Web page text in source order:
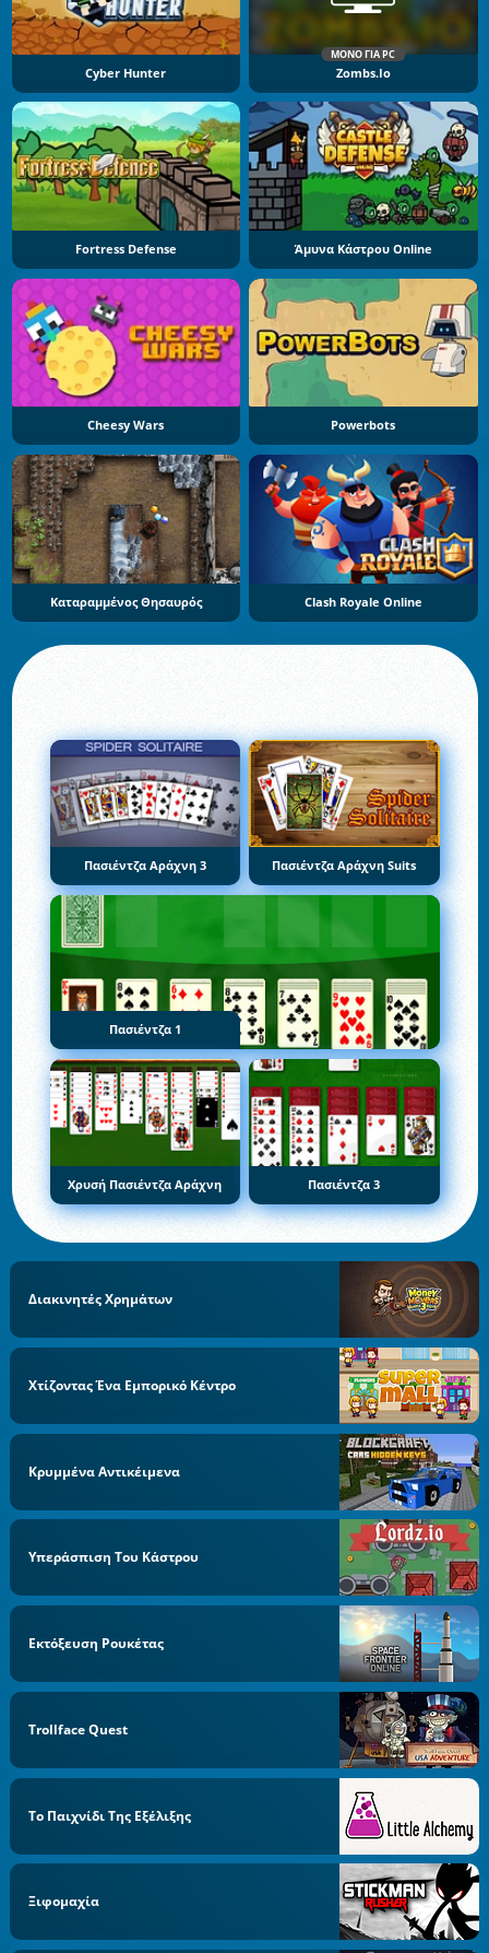
Cyber Hunter
ΜΌΝΟ ΓΙΑ PC
Zombs.io
Fortress Defense Άμυνα Κάστρου Online
Cheesy Wars Powerbots
Καταραμμένος Θησαυρός Clash Royale Online
Πασιέντζα Αράχνη 3 Πασιέντζα Αράχνη Suits
Πασιέντζα 1
Χρυσή Πασιέντζα Αράχνη Πασιέντζα 3
Διακινητές Χρημάτων
Χτίζοντας Ένα Εμπορικό Κέντρο
Κρυμμένα Αντικέιμενα
Υπεράσπιση Του Κάστρου
Εκτόξευση Ρουκέτας
Trollface Quest
Το Παιχνίδι Της Εξέλιξης
Ξιφομαχία